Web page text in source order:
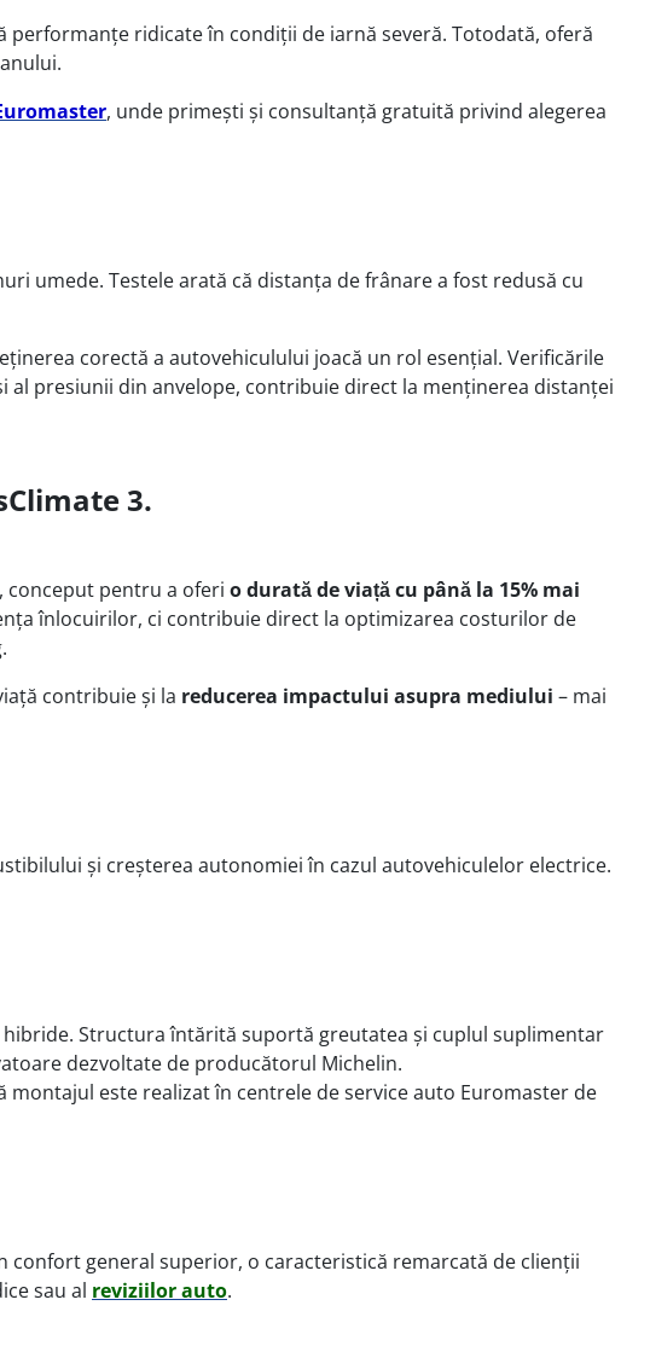
performanțe ridicate în condiții de iarnă severă. Totodată, oferă
, unde primești și consultanță gratuită privind alegerea
umede. Testele arată că distanța de frânare a fost redusă cu
corectă a autovehiculului joacă un rol esențial. Verificările
presiunii din anvelope, contribuie direct la menținerea distanței
3.
conceput pentru a oferi o durată de viață cu până la 15% mai
înlocuirilor, ci contribuie direct la optimizarea costurilor de
contribuie și la reducerea impactului asupra mediului – mai
și creșterea autonomiei în cazul autovehiculelor electrice.
hibride. Structura întărită suportă greutatea și cuplul suplimentar
dezvoltate de producătorul Michelin.
montajul este realizat în centrele de service auto Euromaster de
general superior, o caracteristică remarcată de clienții
sau al reviziilor auto.